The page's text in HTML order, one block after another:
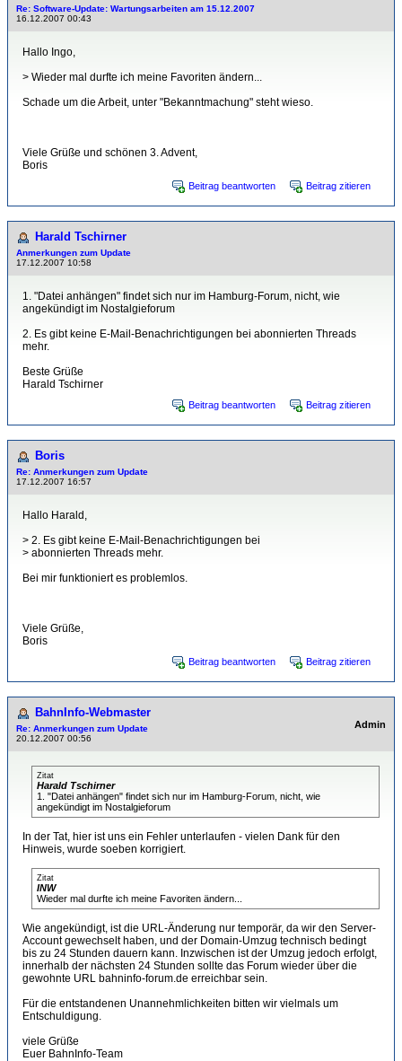
Re: Software-Update: Wartungsarbeiten am 15.12.2007
16.12.2007 00:43
Hallo Ingo,
> Wieder mal durfte ich meine Favoriten ändern...
Schade um die Arbeit, unter "Bekanntmachung" steht wieso.
Viele Grüße und schönen 3. Advent,
Boris
Beitrag beantworten Beitrag zitieren
Harald Tschirner
Anmerkungen zum Update
17.12.2007 10:58
1. "Datei anhängen" findet sich nur im Hamburg-Forum, nicht, wie
angekündigt im Nostalgieforum
2. Es gibt keine E-Mail-Benachrichtigungen bei abonnierten Threads
mehr.
Beste Grüße
Harald Tschirner
Beitrag beantworten Beitrag zitieren
Boris
Re: Anmerkungen zum Update
17.12.2007 16:57
Hallo Harald,
> 2. Es gibt keine E-Mail-Benachrichtigungen bei
> abonnierten Threads mehr.
Bei mir funktioniert es problemlos.
Viele Grüße,
Boris
Beitrag beantworten Beitrag zitieren
BahnInfo-Webmaster
Re: Anmerkungen zum Update
20.12.2007 00:56
Admin
Zitat
Harald Tschirner
1. "Datei anhängen" findet sich nur im Hamburg-Forum, nicht, wie
angekündigt im Nostalgieforum
In der Tat, hier ist uns ein Fehler unterlaufen - vielen Dank für den
Hinweis, wurde soeben korrigiert.
Zitat
INW
Wieder mal durfte ich meine Favoriten ändern...
Wie angekündigt, ist die URL-Änderung nur temporär, da wir den Server-
Account gewechselt haben, und der Domain-Umzug technisch bedingt
bis zu 24 Stunden dauern kann. Inzwischen ist der Umzug jedoch erfolgt,
innerhalb der nächsten 24 Stunden sollte das Forum wieder über die
gewohnte URL bahninfo-forum.de erreichbar sein.
Für die entstandenen Unannehmlichkeiten bitten wir vielmals um
Entschuldigung.
viele Grüße
Euer BahnInfo-Team